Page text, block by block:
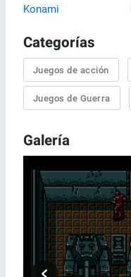
Konami
Categorías
Juegos de acción
Juegos de Guerra
Galería